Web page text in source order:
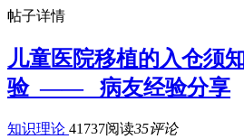
帖子详情
儿童医院移植的入仓须
验 —— 病友经验分享
知识理论 41737阅读35评论